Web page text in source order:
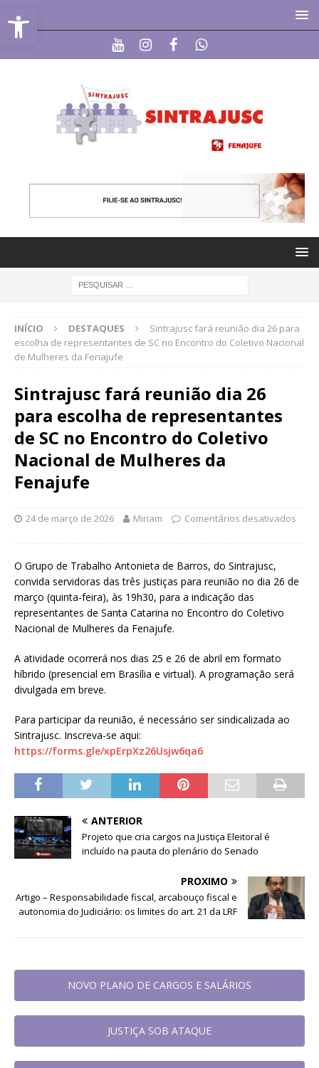
Abrir a barra de ferramentas
INÍCIO DESTAQUES
Sintrajusc fará reunião dia 26 para
escolha de representantes de SC no Encontro do Coletivo Nacional
de Mulheres da Fenajufe
Sintrajusc fará reunião dia 26
para escolha de representantes
de SC no Encontro do Coletivo
Nacional de Mulheres da
Fenajufe
24 de março de 2026 Miriam Comentários desativados
O Grupo de Trabalho Antonieta de Barros, do Sintrajusc,
convida servidoras das três justiças para reunião no dia 26 de
março (quinta-feira), às 19h30, para a indicação das
representantes de Santa Catarina no Encontro do Coletivo
Nacional de Mulheres da Fenajufe.
A atividade ocorrerá nos dias 25 e 26 de abril em formato
híbrido (presencial em Brasília e virtual). A programação será
divulgada em breve.
Para participar da reunião, é necessário ser sindicalizada ao
Sintrajusc. Inscreva-se aqui:
https://forms.gle/xpErpXz26Usjw6qa6
ANTERIOR
Projeto que cria cargos na Justiça Eleitoral é
incluído na pauta do plenário do Senado
PRÓXIMO
Artigo – Responsabilidade fiscal, arcabouço fiscal e
autonomia do Judiciário: os limites do art. 21 da LRF
NOVO PLANO DE CARGOS E SALÁRIOS
JUSTIÇA SOB ATAQUE